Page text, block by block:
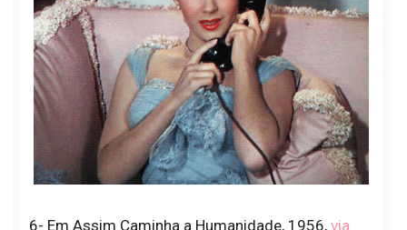
6- Em Assim Caminha a Humanidade, 1956, via